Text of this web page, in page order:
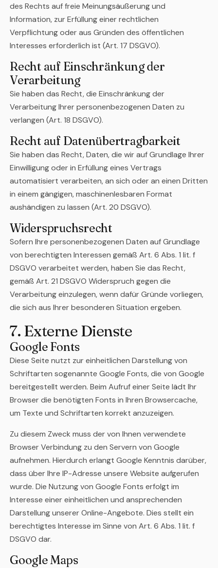
des Rechts auf freie Meinungsäußerung und
Information, zur Erfüllung einer rechtlichen
Verpflichtung oder aus Gründen des öffentlichen
Interesses erforderlich ist (Art. 17 DSGVO).
Recht auf Einschränkung der
Verarbeitung
Sie haben das Recht, die Einschränkung der
Verarbeitung Ihrer personenbezogenen Daten zu
verlangen (Art. 18 DSGVO).
Recht auf Datenübertragbarkeit
Sie haben das Recht, Daten, die wir auf Grundlage Ihrer
Einwilligung oder in Erfüllung eines Vertrags
automatisiert verarbeiten, an sich oder an einen Dritten
in einem gängigen, maschinenlesbaren Format
aushändigen zu lassen (Art. 20 DSGVO).
Widerspruchsrecht
Sofern Ihre personenbezogenen Daten auf Grundlage
von berechtigten Interessen gemäß Art. 6 Abs. 1 lit. f
DSGVO verarbeitet werden, haben Sie das Recht,
gemäß Art. 21 DSGVO Widerspruch gegen die
Verarbeitung einzulegen, wenn dafür Gründe vorliegen,
die sich aus Ihrer besonderen Situation ergeben.
7. Externe Dienste
Google Fonts
Diese Seite nutzt zur einheitlichen Darstellung von
Schriftarten sogenannte Google Fonts, die von Google
bereitgestellt werden. Beim Aufruf einer Seite lädt Ihr
Browser die benötigten Fonts in Ihren Browsercache,
um Texte und Schriftarten korrekt anzuzeigen.
Zu diesem Zweck muss der von Ihnen verwendete
Browser Verbindung zu den Servern von Google
aufnehmen. Hierdurch erlangt Google Kenntnis darüber,
dass über Ihre IP-Adresse unsere Website aufgerufen
wurde. Die Nutzung von Google Fonts erfolgt im
Interesse einer einheitlichen und ansprechenden
Darstellung unserer Online-Angebote. Dies stellt ein
berechtigtes Interesse im Sinne von Art. 6 Abs. 1 lit. f
DSGVO dar.
Google Maps